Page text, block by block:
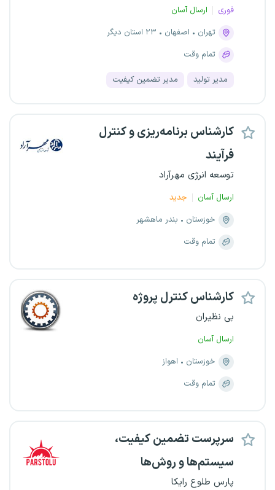
فوری
ارسال آسان
تهران
اصفهان
۲۳ استان دیگر
تمام وقت
مدیر تولید مدیر تضمین کیفیت
کارشناس برنامه‌ریزی و کنترل
فرآیند
توسعه انرژی مهرآراد
ارسال آسان
جدید
خوزستان
بندر ماهشهر
تمام وقت
کارشناس کنترل پروژه
بی نظیران
ارسال آسان
خوزستان
اهواز
تمام وقت
سرپرست تضمین کیفیت،
سیستم‌ها و روش‌ها
پارس طلوع رایکا